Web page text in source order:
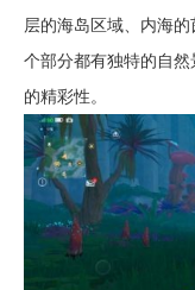
层的海岛区域、内海
个部分都有独特的自
的精彩性。